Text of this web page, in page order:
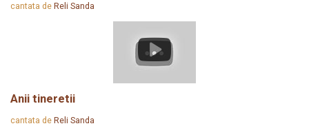
cantata de Reli Sanda
Anii tineretii
cantata de Reli Sanda